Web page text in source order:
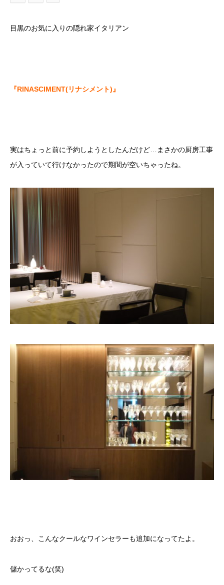
目黒のお気に入りの隠れ家イタリアン
『RINASCIMENT(リナシメント)』
実はちょっと前に予約しようとしたんだけど…まさかの厨房工事
が入っていて行けなかったので期間が空いちゃったね。
おおっ、こんなクールなワインセラーも追加になってたよ。
儲かってるな(笑)